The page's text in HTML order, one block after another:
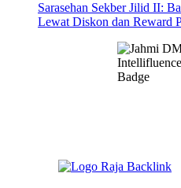
Sarasehan Sekber Jilid II:
Lewat Diskon dan Reward